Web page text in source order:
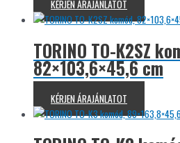
KÉRJEN ÁRAJÁNLATOT
TORINO TO-K2SZ
82×103,6×45,6 cm
KÉRJEN ÁRAJÁNLATOT